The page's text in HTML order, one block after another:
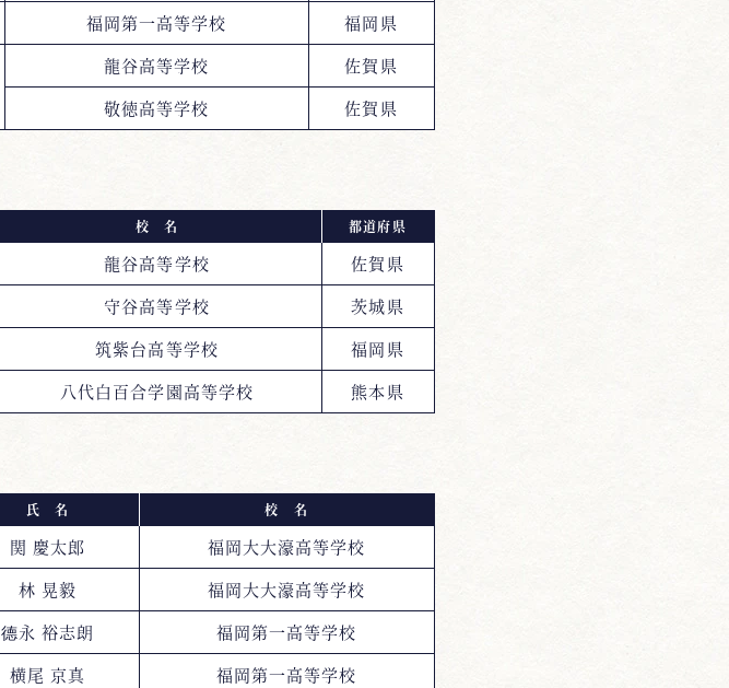
福岡第一高等学校 福岡県
龍谷高等学校
佐賀県
敬徳高等学校
佐賀県
校 名 都道府県
龍谷高等学校
佐賀県
守谷高等学校 茨城県
筑紫台高等学校
福岡県
八代白百合学園高等学校
熊本県
氏 名 校 名
関 慶太郎
福岡大大濠高等学校
林 晃毅
福岡大大濠高等学校
德永 裕志朗
福岡第一高等学校
横尾 京真
福岡第一高等学校